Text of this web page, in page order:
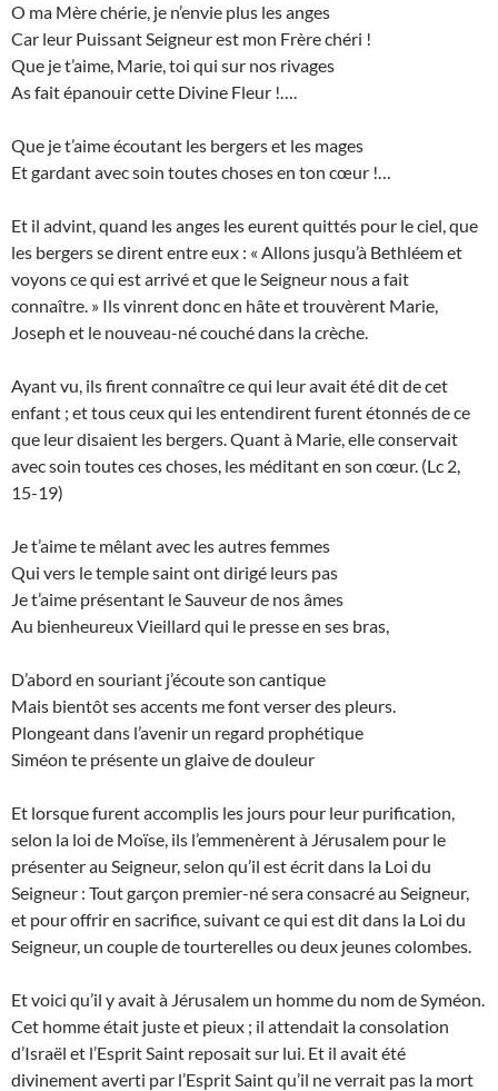
O ma Mère chérie, je n’envie plus les anges
Car leur Puissant Seigneur est mon Frère chéri !
Que je t’aime, Marie, toi qui sur nos rivages
As fait épanouir cette Divine Fleur !….
Que je t’aime écoutant les bergers et les mages
Et gardant avec soin toutes choses en ton cœur !…
Et il advint, quand les anges les eurent quittés pour le ciel, que
les bergers se dirent entre eux : « Allons jusqu’à Bethléem et
voyons ce qui est arrivé et que le Seigneur nous a fait
connaître. » Ils vinrent donc en hâte et trouvèrent Marie,
Joseph et le nouveau-né couché dans la crèche.
Ayant vu, ils firent connaître ce qui leur avait été dit de cet
enfant ; et tous ceux qui les entendirent furent étonnés de ce
que leur disaient les bergers. Quant à Marie, elle conservait
avec soin toutes ces choses, les méditant en son cœur. (Lc 2,
15-19)
Je t’aime te mêlant avec les autres femmes
Qui vers le temple saint ont dirigé leurs pas
Je t’aime présentant le Sauveur de nos âmes
Au bienheureux Vieillard qui le presse en ses bras,
D’abord en souriant j’écoute son cantique
Mais bientôt ses accents me font verser des pleurs.
Plongeant dans l’avenir un regard prophétique
Siméon te présente un glaive de douleur
Et lorsque furent accomplis les jours pour leur purification,
selon la loi de Moïse, ils l’emmenèrent à Jérusalem pour le
présenter au Seigneur, selon qu’il est écrit dans la Loi du
Seigneur : Tout garçon premier-né sera consacré au Seigneur,
et pour offrir en sacrifice, suivant ce qui est dit dans la Loi du
Seigneur, un couple de tourterelles ou deux jeunes colombes.
Et voici qu’il y avait à Jérusalem un homme du nom de Syméon.
Cet homme était juste et pieux ; il attendait la consolation
d’Israël et l’Esprit Saint reposait sur lui. Et il avait été
divinement averti par l’Esprit Saint qu’il ne verrait pas la mort